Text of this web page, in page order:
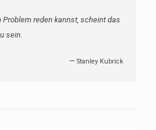
Problem reden kannst, scheint das
sein.
—Stanley Kubrick